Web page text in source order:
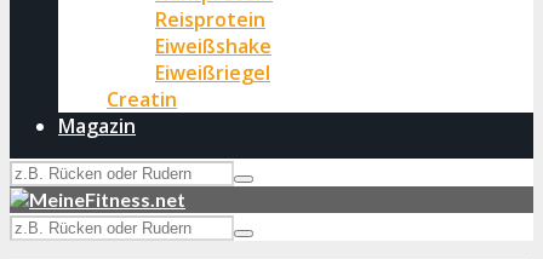
Reisprotein
Eiweißshake
Eiweißriegel
Creatin
Magazin